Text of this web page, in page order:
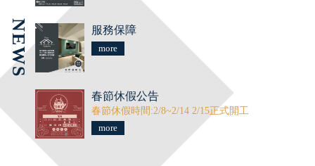
NEWS 服務保障
more
春節休假公告
春節休假時間:2/8~2/14 2/15正式開工
more